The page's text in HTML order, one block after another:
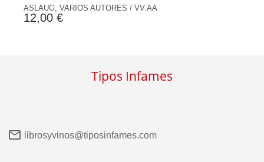
ASLAUG, VARIOS AUTORES / VV.AA
12,00 €
Tipos Infames
librosyvinos@tiposinfames.com